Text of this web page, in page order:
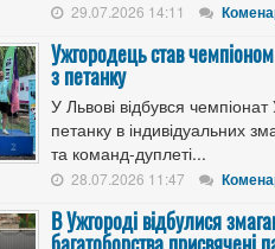
29.07.2026 14:11
Ужгородець став
з петанку
У Львові відбувся чемпіонат
петанку в індивідуальних
та команд-дуплеті...
28.07.2026 11:47
В Ужгороді відбулися